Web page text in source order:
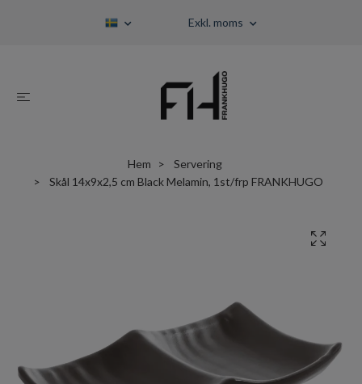
Exkl. moms
Hem
Servering
Skål 14x9x2,5 cm Black Melamin, 1st/frp FRANKHUGO